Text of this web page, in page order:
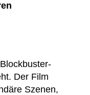
Der Film
Szenen,